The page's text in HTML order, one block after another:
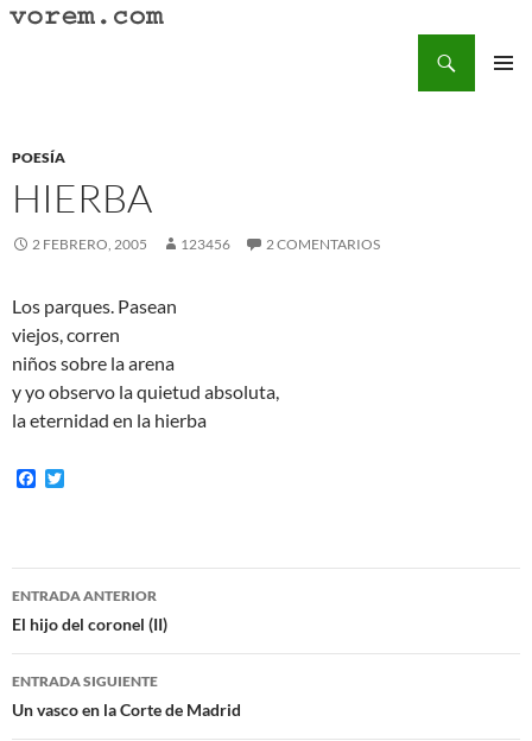
Saltar
POESÍA
HIERBA
2 FEBRERO, 2005 123456 2 COMENTARIOS
Los parques. Pasean
viejos, corren
niños sobre la arena
y yo observo la quietud absoluta,
la eternidad en la hierba
F
o
o
e
r
Navegación
de
entradas
ENTRADA ANTERIOR
El hijo del coronel (II)
ENTRADA SIGUIENTE
Un vasco en la Corte de Madrid